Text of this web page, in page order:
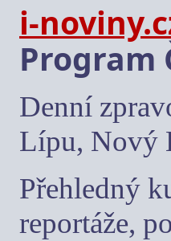
i-
Program
Denní
Lípu, Nový
Přehledný
reportáže,